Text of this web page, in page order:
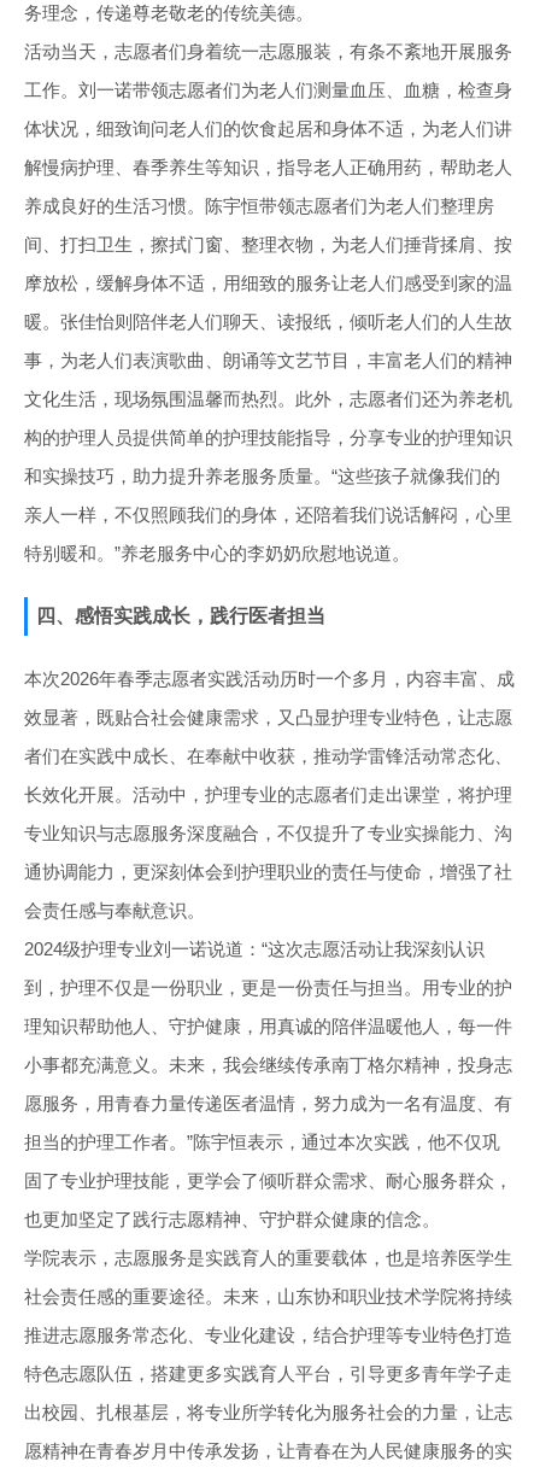
务理念，传递尊老敬老的传统美德。
活动当天，志愿者们身着统一志愿服装，有条不紊地开展服务
工作。刘一诺带领志愿者们为老人们测量血压、血糖，检查身
体状况，细致询问老人们的饮食起居和身体不适，为老人们讲
解慢病护理、春季养生等知识，指导老人正确用药，帮助老人
养成良好的生活习惯。陈宇恒带领志愿者们为老人们整理房
间、打扫卫生，擦拭门窗、整理衣物，为老人们捶背揉肩、按
摩放松，缓解身体不适，用细致的服务让老人们感受到家的温
暖。张佳怡则陪伴老人们聊天、读报纸，倾听老人们的人生故
事，为老人们表演歌曲、朗诵等文艺节目，丰富老人们的精神
文化生活，现场氛围温馨而热烈。此外，志愿者们还为养老机
构的护理人员提供简单的护理技能指导，分享专业的护理知识
和实操技巧，助力提升养老服务质量。“这些孩子就像我们的
亲人一样，不仅照顾我们的身体，还陪着我们说话解闷，心里
特别暖和。”养老服务中心的李奶奶欣慰地说道。
四、感悟实践成长，践行医者担当
本次2026年春季志愿者实践活动历时一个多月，内容丰富、成
效显著，既贴合社会健康需求，又凸显护理专业特色，让志愿
者们在实践中成长、在奉献中收获，推动学雷锋活动常态化、
长效化开展。活动中，护理专业的志愿者们走出课堂，将护理
专业知识与志愿服务深度融合，不仅提升了专业实操能力、沟
通协调能力，更深刻体会到护理职业的责任与使命，增强了社
会责任感与奉献意识。
2024级护理专业刘一诺说道：“这次志愿活动让我深刻认识
到，护理不仅是一份职业，更是一份责任与担当。用专业的护
理知识帮助他人、守护健康，用真诚的陪伴温暖他人，每一件
小事都充满意义。未来，我会继续传承南丁格尔精神，投身志
愿服务，用青春力量传递医者温情，努力成为一名有温度、有
担当的护理工作者。”陈宇恒表示，通过本次实践，他不仅巩
固了专业护理技能，更学会了倾听群众需求、耐心服务群众，
也更加坚定了践行志愿精神、守护群众健康的信念。
学院表示，志愿服务是实践育人的重要载体，也是培养医学生
社会责任感的重要途径。未来，山东协和职业技术学院将持续
推进志愿服务常态化、专业化建设，结合护理等专业特色打造
特色志愿队伍，搭建更多实践育人平台，引导更多青年学子走
出校园、扎根基层，将专业所学转化为服务社会的力量，让志
愿精神在青春岁月中传承发扬，让青春在为人民健康服务的实